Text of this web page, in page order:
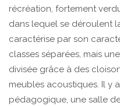
récréation, fortement
dans lequel se déroulent
caractérise par son
classes séparées, mais
divisée grâce à des
meubles acoustiques. Il y
pédagogique, une salle